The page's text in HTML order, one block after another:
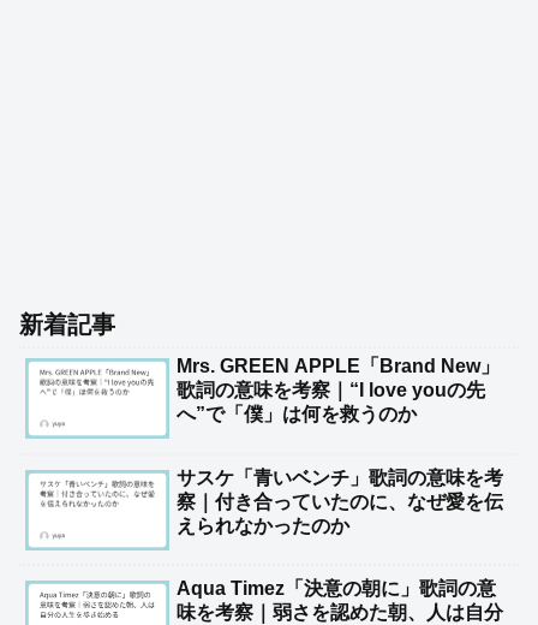
新着記事
Mrs. GREEN APPLE「Brand New」
歌詞の意味を考察｜“I love youの先
へ”で「僕」は何を救うのか
サスケ「青いベンチ」歌詞の意味を考
察｜付き合っていたのに、なぜ愛を伝
えられなかったのか
Aqua Timez「決意の朝に」歌詞の意
味を考察｜弱さを認めた朝、人は自分